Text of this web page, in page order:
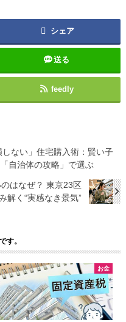
シェア
送る
feedly
しない」住宅購入術：賢い子
自治体の攻略」で選ぶ
はなぜ？ 東京23区
解く“実感なき景気”
す。
お金